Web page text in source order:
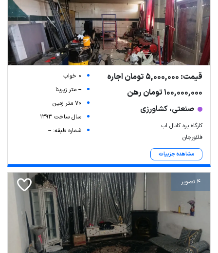
قیمت: 5,000,000 تومان اجاره
100,000,000 تومان رهن
صنعتی، کشاورزی
کارگاه بره کانال اب
فلاورجان
مشاهده جزییات
0 خواب
-- متر زیربنا
70 متر زمین
سال ساخت 1393
شماره طبقه: --
4 تصویر